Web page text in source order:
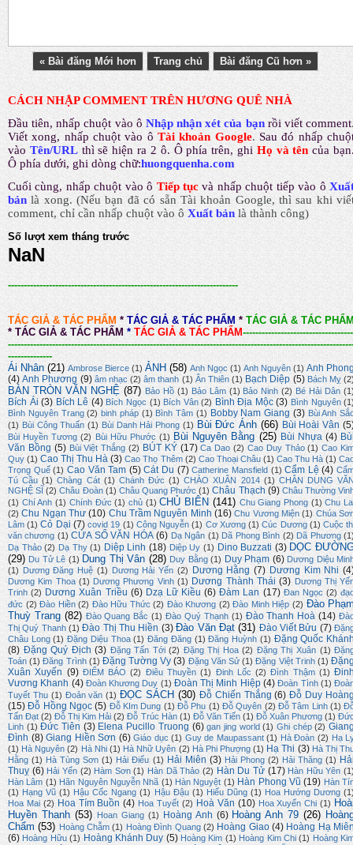
« Bài đăng Mới hơn Trang chủ Bài đăng Cũ hơn »
CÁCH NHẬP COMMENT TRÊN HƯƠNG QUÊ NHÀ
Đầu tiên, nhấp chuột vào ô Nhập nhận xét của bạn rồi viết comment
Viết xong, nhấp chuột vào ô Tài khoản Google. Sau đó nhấp
vào Tên/URL thì sẽ hiện ra 2 ô. Ô phía trên, ghi Họ và tên của
Ô phía dưới, ghi dòng chữ:huongquenha.com
Cuối cùng, nhấp chuột vào ô Tiếp tục và nhấp chuột tiếp vào ô
bản là xong.(Nếu bạn đã có sẵn Tài khoản Google, thì sau khi
comment, chỉ cần nhấp chuột vào ô Xuất bản là thành công)
Số lượt xem tháng trước
NaN
-------------------------------------------------------------------------
TÁC GIẢ & TÁC PHẨM * TÁC GIẢ & TÁC PHẨM * TÁC GIẢ & TÁC
* TÁC GIẢ & TÁC PHẨM * TÁC GIẢ & TÁC PHẨM-----------------------------------
--------------
Ái Nhân (21) Ambrose Bierce (1) ẢNH (58) Anh Ngọc (1) Anh Nguyên (1) Anh
(4) Anh Phương (9) âm nhạc (2) âm thanh (1) Ân Thiên (1) Bạch Diệp (5) Bách Mỵ
BÀN TRÒN VĂN NGHỆ (87) Bảo Hồ (1) Bảo Lâm (1) Bảo Ninh (2) Bé Hải Dân
Bích Ái (3) Bích Lê (4) Bích Ngọc (1) Bích Vân (2) Bình Địa Mộc (3) Bình Nguyên
Bình Nguyên Trang (2) binh pháp (1) Bình Tâm (1) Bobby Nam Giang (3) Bùi Anh
(1) Bùi Công Thuấn (1) Bùi Danh Hải Phong (1) Bùi Đức Ánh (66) Bùi Hoài Vân
Bùi Huyền Tương (2) Bùi Hữu Phước (1) Bùi Nguyên Bằng (25) Bùi Nhựa (4)
Văn Bồng (5) Bùi Việt Thắng (2) BÚT KÝ (17) Ca Dao (2) Cao Duy Thảo (1) Cao
Quy (1) Cao Thị Thu Hà (3) Cao Thọ Thêm (2) Cao Thoại Châu (1) Cao Thu Hà (1)
Trọng Quế (1) Cao Văn Tam (5) Cát Du (7) Catherine Mansfield (1) Cẩm Lệ (4)
Tú Cầu (1) Chàng Cát (1) Chánh Đức (1) CHÀO XUÂN 2014 (1) CHÂN DUNG
NGHỆ SĨ (2) Châu Đoàn (1) Châu Quang Phước (1) Châu Thạch (9) Châu Thường
(1) Chí Anh (1) Chính Đức (1) chủ (1) CHỦ BIÊN (141) Chu Giang Phong (1) Chu
(2) Chu Ngạn Thư (10) Chu Trầm Nguyên Minh (16) Chu Vương Miện (1) Chúa
Lâm (1) Cỏ Dại (7) covid 19 (1) Công Nguyễn (1) Cơ Xương (1) Cúc Dương (1) Cuộc
văn chương (1) CỬA SỔ VĂN HÓA (6) Dạ Ngân (1) Dã Phong Bình (2) Dã Phương
Dạ Thảo (2) Dạ Thy (1) Diệp Linh (18) Diệp Uy (1) Dino Buzzati (3) DỌC
(29) Du Tử Lê (1) Dung Thị Vân (28) Duy Bằng (1) Duy Phạm (6) Dương Diệu
(1)
Dương Đăng Huệ (1) Dương Hải Yến (2) Dương Hằng (7) Dương Kim Nhi
Dương Kim Thoa (1) Dương Phương Vinh (1) Dương Thành Thái (3) Dương Thị
Trinh (2) Dương Xuân Triều (6) Dzạ Lữ Kiều (6) Đàm Lan (17) Đan Ngọc (2)
đức (2) Đào Hiền (2) Đào Hữu Thức (2) Đào Khương (2) Đào Minh Hiệp (2) Đào
Thuỳ Trang (82) Đào Quang Bắc (1) Đào Quý Thạnh (1) Đào Thanh Hoà (14)
Thị Quý Thanh (1) Đào Thị Thu Hiền (3) Đào Văn Đạt (31) Đào Viết Bửu (7)
Châu Long (1) Đặng Diệu Thoa (1) Đăng Đăng (1) Đăng Huỳnh (1) Đặng Quốc
(8) Đặng Quý Địch (3) Đặng Tấn Tới (2) Đặng Thị Hoa (2) Đặng Thị Xuân (1)
Toán (1) Đăng Trình (1) Đặng Tường Vy (3) Đặng Văn Sử (1) Đặng Việt Trinh (1)
Xuân Xuyến (9) ĐIỂM BÁO (2) Điêu Thuyền (1) Đinh Lốc (2) Đình Thậm (1)
Vương Khanh (4) Đoàn Khương Duy (1) Đoàn Thị Minh Hiệp (4) Đoàn Tình (1)
Tuyết Thu (1) Đoản văn (1) ĐỌC SÁCH (30) Đỗ Chiến Thắng (6) Đỗ Duy
(15) Đỗ Hồng Ngọc (5) Đỗ KIm Dung (1) Đỗ Phu (1) Đỗ Quyên (2) Đỗ Tâm Linh (1)
Tấn Đạt (2) Đỗ Thị Kim Hải (2) Đỗ Trúc Hàn (1) Đỗ Văn Tiến (1) Đỗ Xuân Phương (1)
Linh (1) Đức Tiên (3) Elena Pucillo Truong (6) gan jing world (1) Ghi chép (2)
Đình (8) Giang Hiền Sơn (6) Giáo dục (1) Guy de Maupassant (1) Hà Đoàn (2) Hạ
(1) Hà Nguyên (2) Hà Nhi (1) Hà Nhữ Uyên (2) Hà Phi Phượng (1) Hạ Thi (3) Hà Thị
Hằng (1) Hà Tùng Sơn (1) Hải Điểu (1) Hải Miên (3) Hải Phong (2) Hải Thăng (1)
Thuỵ (6) Hải Yến (2) Hàm Sơn (1) Hàn Dã Thảo (2) Hàn Du Tử (17) Hàn Hữu Yên
Hàn Lâm (1) Hãn Nguyên Nguyễn Nhã (1) Hàn Nguyệt (1) Hàn Phong Vũ (19) Hàn
(1) Hạng Vũ (1) Hậu Cốc Ngang (1) Hậu Đậu (1) Hiếu Dũng (1) Hoa Hướng Dương
Hoa Mai (2) Hoa Tím Buồn (4) Hoa Tuyết (2) Hoà Văn (10) Hoa Xuyến Chi (1)
Huyền Thanh (53) Hoan Giang (1) Hoàng Anh (6) Hoàng Anh 79 (26)
Chẩm (53) Hoàng Chẫm (1) Hoàng Đình Quang (2) Hoàng Giao (4) Hoàng Hạ
(6) Hoàng Hữu (1) Hoàng Khánh Duy (5) Hoàng Kim (1) Hoàng Kim Chi (1) Hoàng